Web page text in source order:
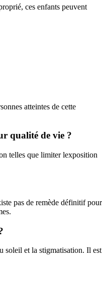
ces enfants peuvent
atteintes de cette
qualité de vie ?
telles que limiter lexposition
pas de remède définitif pour
soleil et la stigmatisation. Il est